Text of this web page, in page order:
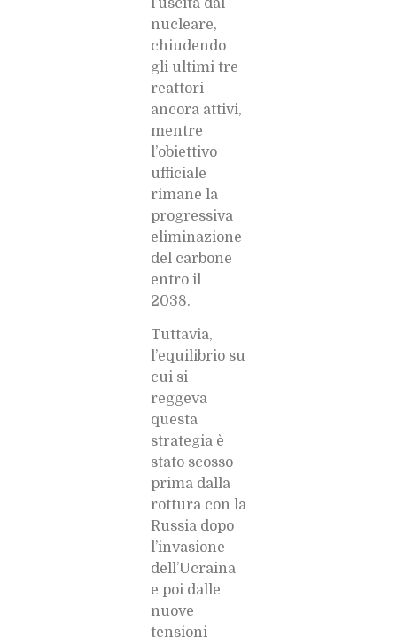
l’uscita dal
nucleare,
chiudendo
gli ultimi tre
reattori
ancora attivi,
mentre
l’obiettivo
ufficiale
rimane la
progressiva
eliminazione
del carbone
entro il
2038.
Tuttavia,
l’equilibrio su
cui si
reggeva
questa
strategia è
stato scosso
prima dalla
rottura con la
Russia dopo
l’invasione
dell’Ucraina
e poi dalle
nuove
tensioni